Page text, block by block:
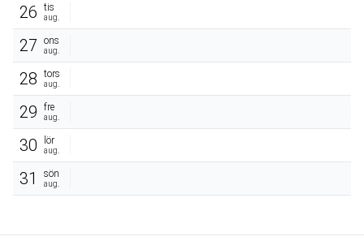
26 tis
aug.
27 ons
aug.
28 tors
aug.
29 fre
aug.
30 lör
aug.
31 sön
aug.